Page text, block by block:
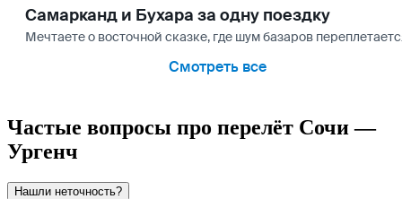
Самарканд и Бухара за одну поездку
Мечтаете о восточной сказке, где шум базаров
Смотреть все
Частые вопросы про перелёт Сочи —
Ургенч
Нашли неточность?